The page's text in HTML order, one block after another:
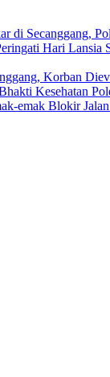
di Secanggang,
Hari Lansia
Korban
Kesehatan
emak Blokir